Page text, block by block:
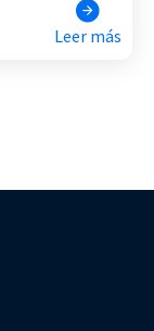
Leer más